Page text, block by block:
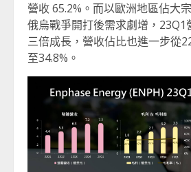
營收 65.2%。而以歐洲地區佔大
俄烏戰爭開打後需求劇增，23Q1
三倍成長，營收佔比也進一步從
至34.8%。